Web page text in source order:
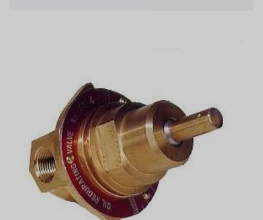
美國 CLACK
美國 EMERSON
美國 PENTAIR
德國 SIEMENS
美國 PULSAFEEDER